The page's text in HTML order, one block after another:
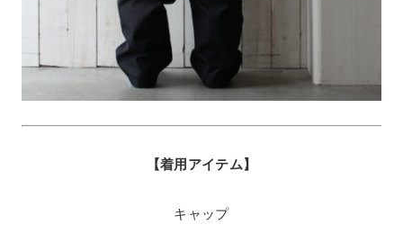
【着用アイテム】
キャップ